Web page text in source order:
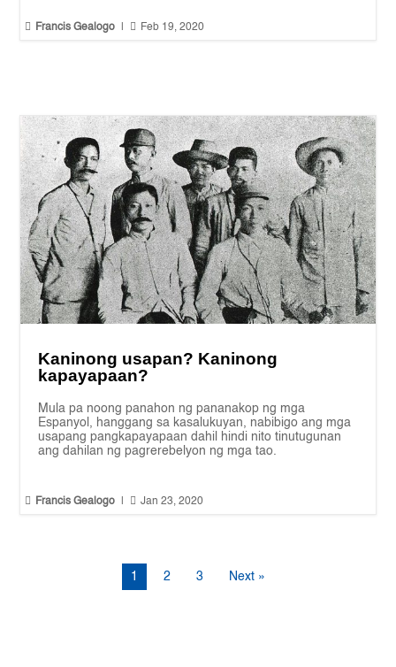
 Francis Gealogo  Feb 19, 2020
Kaninong usapan? Kaninong
kapayapaan?
Mula pa noong panahon ng pananakop ng mga
Espanyol, hanggang sa kasalukuyan, nabibigo ang mga
usapang pangkapayapaan dahil hindi nito tinutugunan
ang dahilan ng pagrerebelyon ng mga tao.
 Francis Gealogo  Jan 23, 2020
1 2 3 Next »